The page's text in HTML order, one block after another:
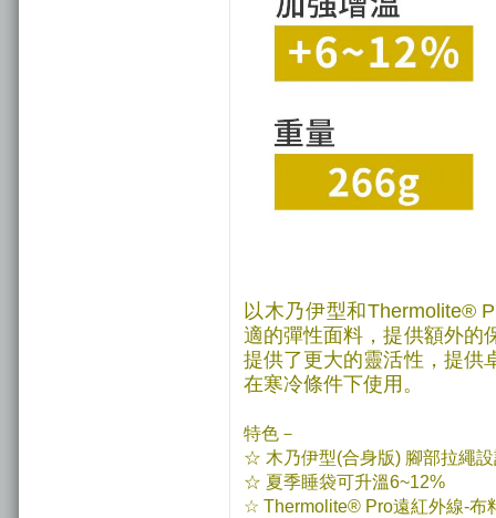
以木乃伊型和Thermolite®
適的彈性面料，提供額外的
提供了更大的靈活性，提供
在寒冷條件下使用。
特色－
☆ 木乃伊型(合身版) 腳部拉繩
☆ 夏季睡袋可升溫6~12%
☆ Thermolite® Pro遠紅外線-布